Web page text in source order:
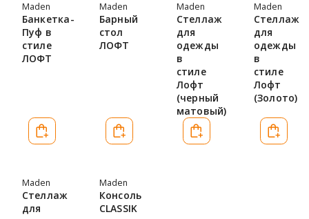
Maden
Банкетка-
Пуф в
стиле
ЛОФТ
Maden
Барный
стол
ЛОФТ
Maden
Стеллаж
для
одежды
в
стиле
Лофт
(черный
матовый)
Maden
Стеллаж
для
одежды
в
стиле
Лофт
(Золото)
Maden
Стеллаж
для
Maden
Консоль
CLASSIK